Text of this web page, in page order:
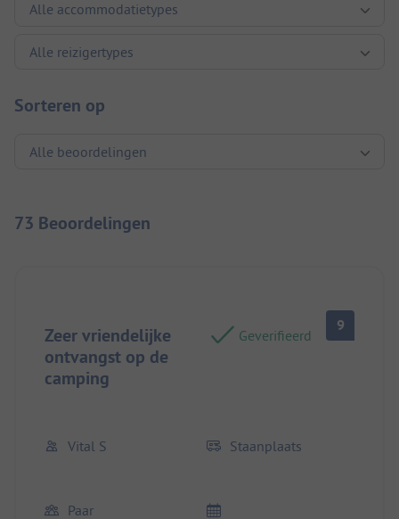
Sorteren op
73 Beoordelingen
Zeer vriendelijke
ontvangst op de
camping
Geverifieerd
9
Vital S Staanplaats
Paar